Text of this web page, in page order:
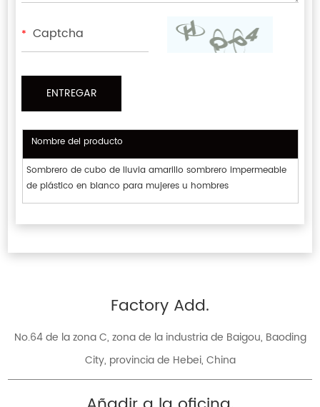
*
Nombre del producto
Sombrero de cubo de lluvia amarillo sombrero impermeable
de plástico en blanco para mujeres u hombres
Factory Add.
No.64 de la zona C, zona de la industria de Baigou, Baoding
City, provincia de Hebei, China